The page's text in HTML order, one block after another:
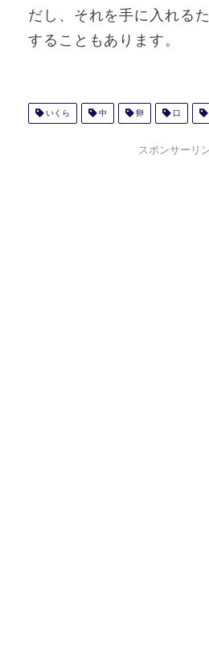
だし、それを手に入れる
することもあります。
いくら 中 卵 口
スポンサーリ